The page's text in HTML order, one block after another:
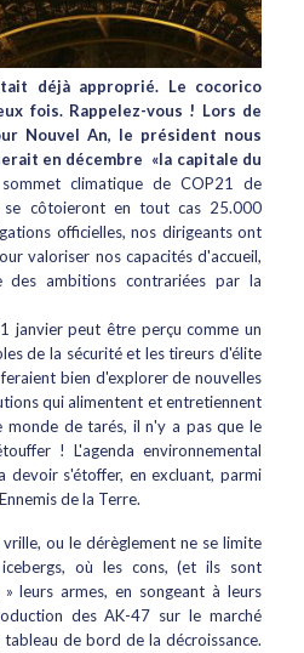
déjà approprié. Le cocorico
fois. Rappelez-vous ! Lors de
Nouvel An, le président nous
en décembre «la capitale du
climatique de COP21 de
se côtoieront en tout cas 25.000
officielles, nos dirigeants ont
valoriser nos capacités d'accueil,
ambitions contrariées par la
janvier peut être perçu comme un
de la sécurité et les tireurs d'élite
bien d'explorer de nouvelles
qui alimentent et entretiennent
monde de tarés, il n'y a pas que le
! L'agenda environnemental
devoir s'étoffer, en excluant, parmi
de la Terre.
ou le dérèglement ne se limite
où les cons, (et ils sont
leurs armes, en songeant à leurs
des AK-47 sur le marché
de bord de la décroissance.